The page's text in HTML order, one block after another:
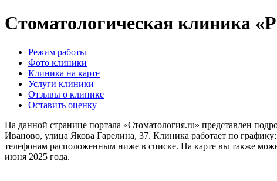
Стоматологическая клиника
Режим работы
Фото клиники
Клиника на карте
Услуги клиники
Отзывы о клинике
Оставить оценку
На данной странице портала «Стоматология.ru» представлен
Иваново, улица Якова Гарелина, 37. Клиника работает по
телефонам расположенным ниже в списке. На карте вы также
июня 2025 года.